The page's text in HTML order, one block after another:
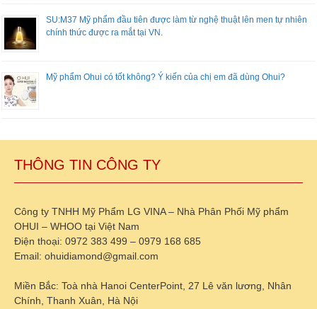
SU:M37 Mỹ phẩm đầu tiên được làm từ nghệ thuật lên men tự nhiên
chính thức được ra mắt tại VN.
Mỹ phẩm Ohui có tốt không? Ý kiến của chị em đã dùng Ohui?
THÔNG TIN CÔNG TY
Công ty TNHH Mỹ Phẩm LG VINA – Nhà Phân Phối Mỹ phẩm
OHUI – WHOO tại Việt Nam
Điện thoại: 0972 383 499 – 0979 168 685
Email: ohuidiamond@gmail.com
Miền Bắc: Toà nhà Hanoi CenterPoint, 27 Lê văn lương, Nhân
Chính, Thanh Xuân, Hà Nội